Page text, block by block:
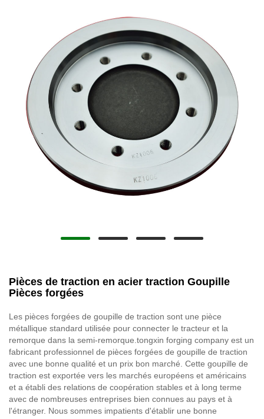
Pièces de traction en acier traction Goupille
Pièces forgées
Les pièces forgées de goupille de traction sont une pièce
métallique standard utilisée pour connecter le tracteur et la
remorque dans la semi-remorque.tongxin forging company est un
fabricant professionnel de pièces forgées de goupille de traction
avec une bonne qualité et un prix bon marché. Cette goupille de
traction est exportée vers les marchés européens et américains
et a établi des relations de coopération stables et à long terme
avec de nombreuses entreprises bien connues au pays et à
l'étranger. Nous sommes impatients d'établir une bonne